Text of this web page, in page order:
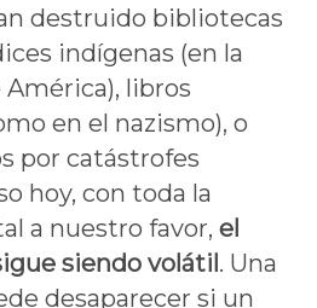
destruido bibliotecas
indígenas (en la
libros
en el nazismo), o
por catástrofes
hoy, con toda la
a nuestro favor, el
siendo volátil. Una
desaparecer si un